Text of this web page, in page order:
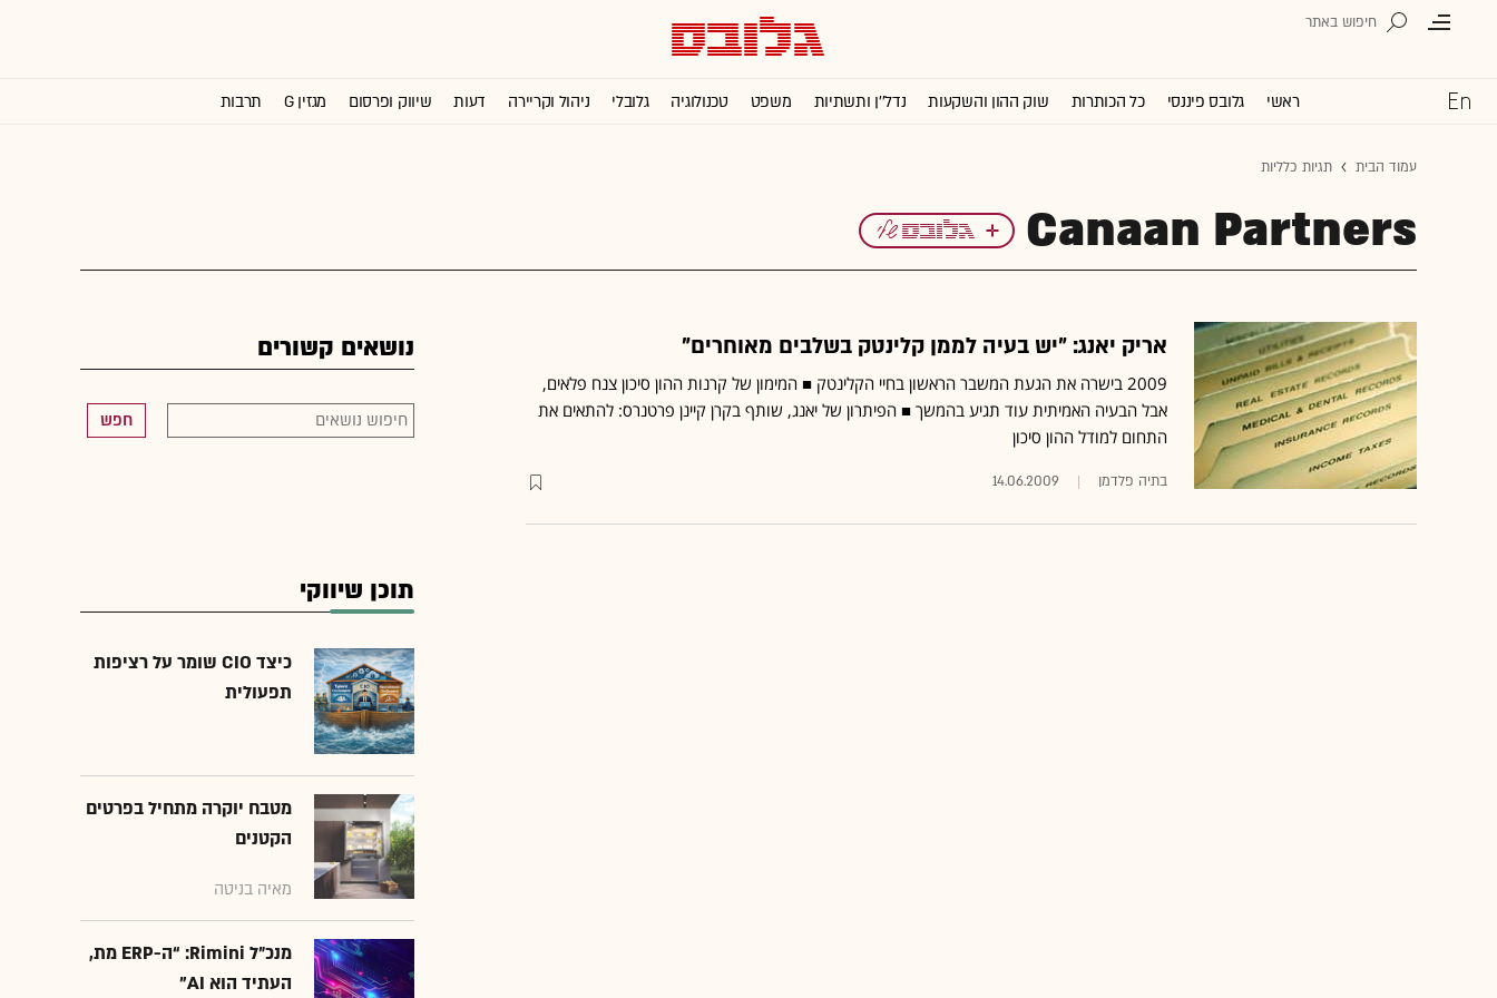
ראשי גלובס פיננסי כל הכותרות שוק ההון והשקעות נדל''ן ותשתיות משפט טכנולוגיה גלובלי ניהול וקריירה דעות שיווק ופרסום מגזין G תרבות
עמוד הבית תגיות כלליות
Canaan Partners
אריק יאנג: "יש בעיה לממן קלינטק בשלבים מאוחרים"
2009 בישרה את הגעת המשבר הראשון בחיי הקלינטק ■ המימון של קרנות ההון סיכון צנח פלאים,
אבל הבעיה האמיתית עוד תגיע בהמשך ■ הפיתרון של יאנג, שותף בקרן קיינן פרטנרס: להתאים את
התחום למודל ההון סיכון
בתיה פלדמן 14.06.2009
נושאים קשורים
חפש
תוכן שיווקי
כיצד CIO שומר על רציפות
תפעולית
מטבח יוקרה מתחיל בפרטים
הקטנים
מאיה בניטה
מנכ״ל Rimini: “ה-ERP מת,
העתיד הוא AI"